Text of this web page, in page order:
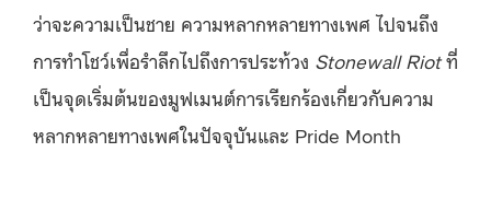
ว่าจะความเป็นชาย ความหลากหลายทางเพศ ไปจนถึง
การทำโชว์เพื่อรำลึกไปถึงการประท้วง Stonewall Riotที่
เป็นจุดเริ่มต้นของมูฟเมนต์การเรียกร้องเกี่ยวกับความ
หลากหลายทางเพศในปัจจุบันและ Pride Month